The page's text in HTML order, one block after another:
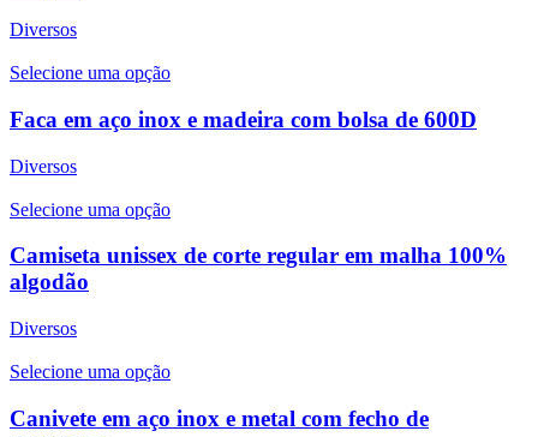
Diversos
Selecione uma opção
Faca em aço inox e madeira com bolsa de 600D
Diversos
Selecione uma opção
Camiseta unissex de corte regular em malha 100%
algodão
Diversos
Selecione uma opção
Canivete em aço inox e metal com fecho de